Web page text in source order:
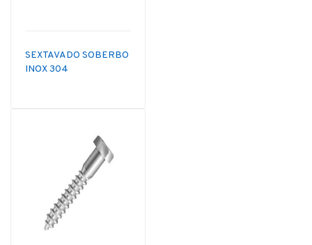
SEXTAVADO SOBERBO
INOX 304